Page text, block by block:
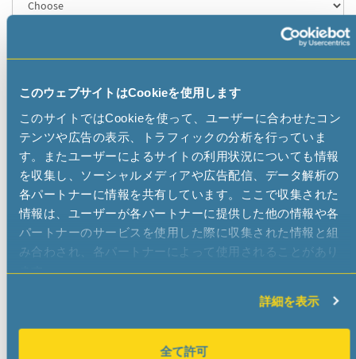
このウェブサイトはCookieを使用します
このサイトではCookieを使って、ユーザーに合わせたコン
テンツや広告の表示、トラフィックの分析を行っていま
す。またユーザーによるサイトの利用状況についても情報
を収集し、ソーシャルメディアや広告配信、データ解析の
各パートナーに情報を共有しています。ここで収集された
情報は、ユーザーが各パートナーに提供した他の情報や各
パートナーのサービスを使用した際に収集された情報と組
み合わされ、各パートナーによって使用されることがあり
詳細を表示
全て許可
Title
E-Mail *